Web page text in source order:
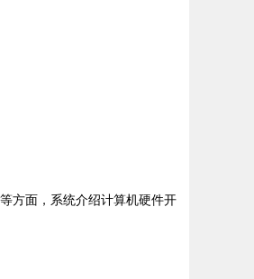
方面，系统介绍计算机硬件开